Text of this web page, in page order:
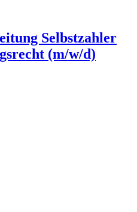
Selbstzahler
(m/w/d)